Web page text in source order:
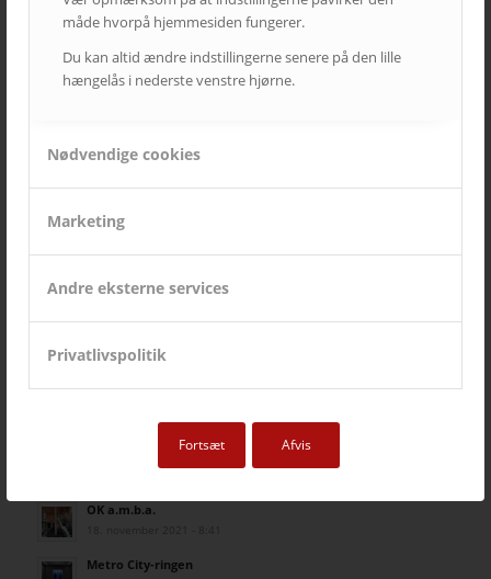
måde hvorpå hjemmesiden fungerer.
Du kan altid ændre indstillingerne senere på den lille
hængelås i nederste venstre hjørne.
Nødvendige cookies
Marketing
Andre eksterne services
Privatlivspolitik
Fortsæt Afvis
AVC CASES
Better Collective
27. november 2025 - 14:43
21. december 2023 - 9:52
Falkonergårdens Gymnasium
31. august 2022 - 13:31
Gelato di Natura
6. maj 2022 - 9:29
29. april 2022 - 13:08
Aarhus Universitet – Streaming & optagelse
OK a.m.b.a.
Metro City-ringen